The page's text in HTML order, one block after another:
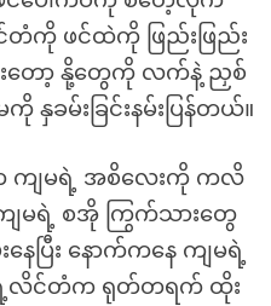
ဖင်ထဲကို ဖြည်းဖြည်း
ြီးတော့ နို့တွေကို လက်နဲ့ ညှစ်
နှခမ်းခြင်းနမ်းပြန်တယ်။
ကျမရဲ့ အစိလေးကို ကလိ
ကျမရဲ့ စအို ကြွက်သားတွေ
ေပြီး နောက်ကနေ ကျမရဲ့
လိင်တံက ရုတ်တရက် ထိုး